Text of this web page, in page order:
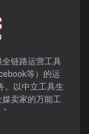
链路运营工具
等）​的运
。以中立工具生
卖家的万能工